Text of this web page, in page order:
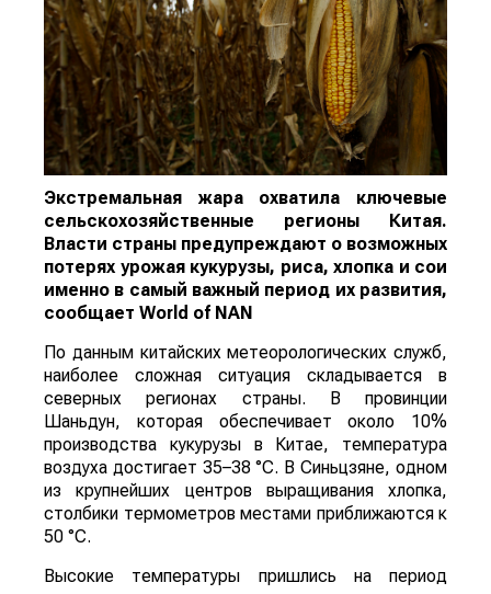
Экстремальная жара охватила ключевые
сельскохозяйственные регионы Китая.
Власти страны предупреждают о возможных
потерях урожая кукурузы, риса, хлопка и сои
именно в самый важный период их развития,
сообщает World of NAN
По данным китайских метеорологических служб,
наиболее сложная ситуация складывается в
северных регионах страны. В провинции
Шаньдун, которая обеспечивает около 10%
производства кукурузы в Китае, температура
воздуха достигает 35–38 °C. В Синьцзяне, одном
из крупнейших центров выращивания хлопка,
столбики термометров местами приближаются к
50 °C.
Высокие температуры пришлись на период